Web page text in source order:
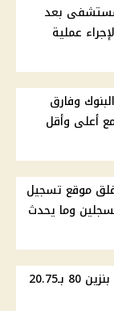
بعد
عملية
وفارق
أعلى وأقل
2026..موعد غلق موقع تسجيل
وما يحدث
أسعار الوقود في مصر اليوم .. بنزين 80 بـ20.75